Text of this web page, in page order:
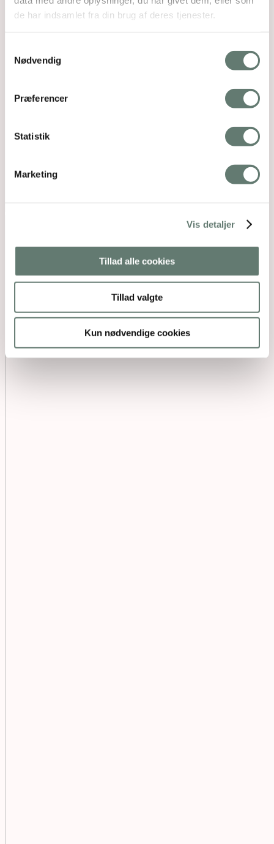
de har indsamlet fra din brug af deres tjenester.
Nødvendig
Præferencer
Statistik
Marketing
Vis detaljer
Tillad alle cookies
Tillad valgte
Kun nødvendige cookies